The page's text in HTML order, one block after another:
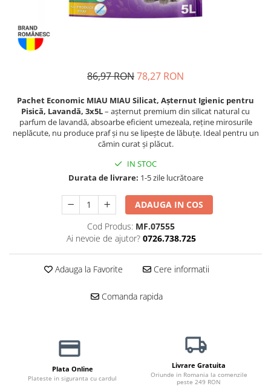
Șampoane Câini
Antiparazitare Câini
Culcușuri & Saltele Câini
Castroane și Adapatori
Cuști și Genți
Hrană Uscată Pisică
Pisică Adult
Pisică Senior
Diete Veterinare Pisică
Umedă
86,97 RON78,27 RON
Pachet Economic MIAU MIAU Silicat, Așternut Igienic pentru
Pisică, Lavandă, 3x5L– așternut premium din silicat natural cu
parfum de lavandă, absoarbe eficient umezeala, reține mirosurile
neplăcute, nu produce praf și nu se lipește de lăbuțe. Ideal pentru un
cămin curat și plăcut.
IN STOC
Durata de livrare: 1-5 zile lucrătoare
ADAUGA IN COS
Cod Produs: MF.07555
Ai nevoie de ajutor? 0726.738.725
Adauga la Favorite Cere informatii
Comanda rapida
Plata Online
Plateste in siguranta cu cardul
Livrare Gratuita
Oriunde in Romania la comenzile
peste 249 RON